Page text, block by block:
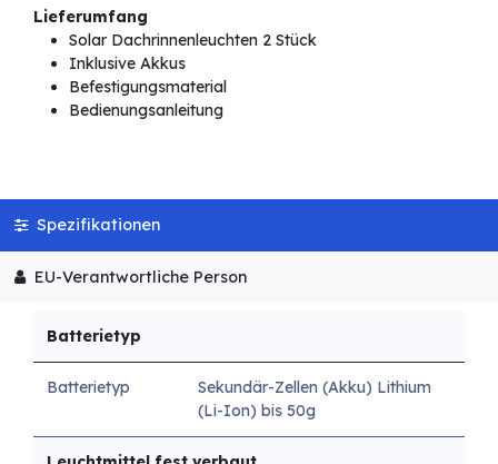
Lieferumfang
Solar Dachrinnenleuchten 2 Stück
Inklusive Akkus
Befestigungsmaterial
Bedienungsanleitung
Spezifikationen
EU-Verantwortliche Person
Batterietyp
Batterietyp
Sekundär-Zellen (Akku) Lithium
(Li-Ion) bis 50g